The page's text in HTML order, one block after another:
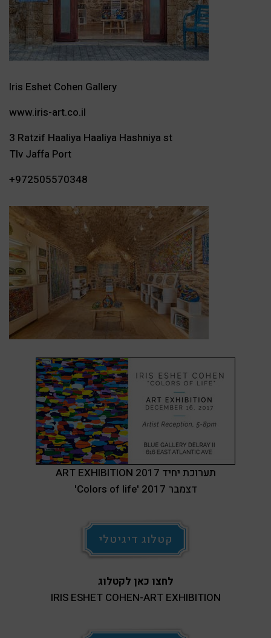
Iris Eshet Cohen Gallery
www.iris-art.co.il
3 Ratzif Haaliya Haaliya Hashniya st
Tlv Jaffa Port
+972505570348
ART EXHIBITION 2017 תערוכת יחיד
'Colors of life' דצמבר 2017
קטלוג דיגיטלי
לחצו כאן לקטלוג
IRIS ESHET COHEN-ART EXHIBITION